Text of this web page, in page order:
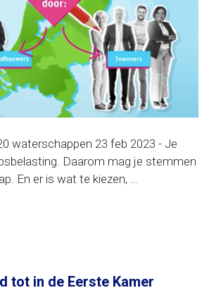
waterschappen 23 feb 2023 - Je
Daarom mag je stemmen
En er is wat te kiezen, ...
tot in de Eerste Kamer